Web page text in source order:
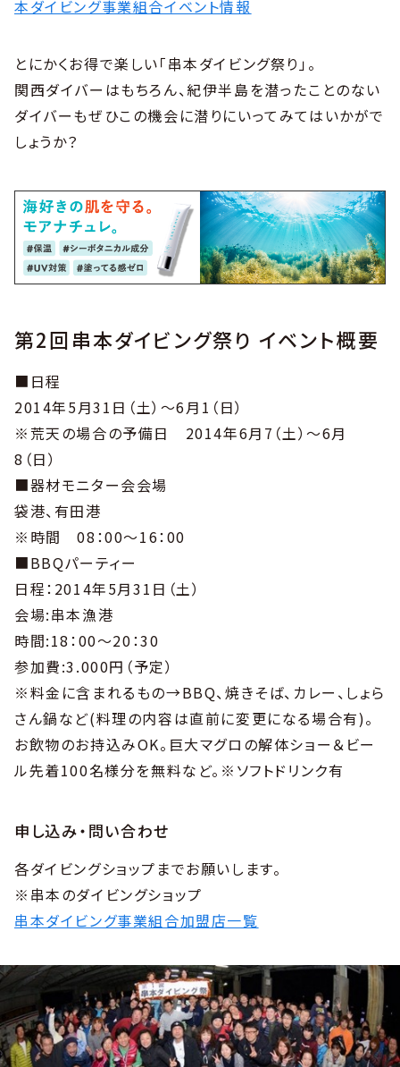
本ダイビング事業組合イベント情報
とにかくお得で楽しい「串本ダイビング祭り」。
関西ダイバーはもちろん、紀伊半島を潜ったことのない
ダイバーもぜひこの機会に潜りにいってみてはいかがで
しょうか？
第2回串本ダイビング祭り イベント概要
■日程
2014年5月31日（土）～6月1（日）
※荒天の場合の予備日 2014年6月7（土）～6月
8（日）
■器材モニター会会場
袋港、有田港
※時間 08：00～16：00
■BBQパーティー
日程：2014年5月31日（土）
会場:串本漁港
時間:18：00～20：30
参加費:3.000円（予定）
※料金に含まれるもの→BBQ、焼きそば、カレー、しょら
さん鍋など(料理の内容は直前に変更になる場合有)。
お飲物のお持込みOK。巨大マグロの解体ショー＆ビー
ル先着100名様分を無料など。※ソフトドリンク有
申し込み・問い合わせ
各ダイビングショップまでお願いします。
※串本のダイビングショップ
串本ダイビング事業組合加盟店一覧